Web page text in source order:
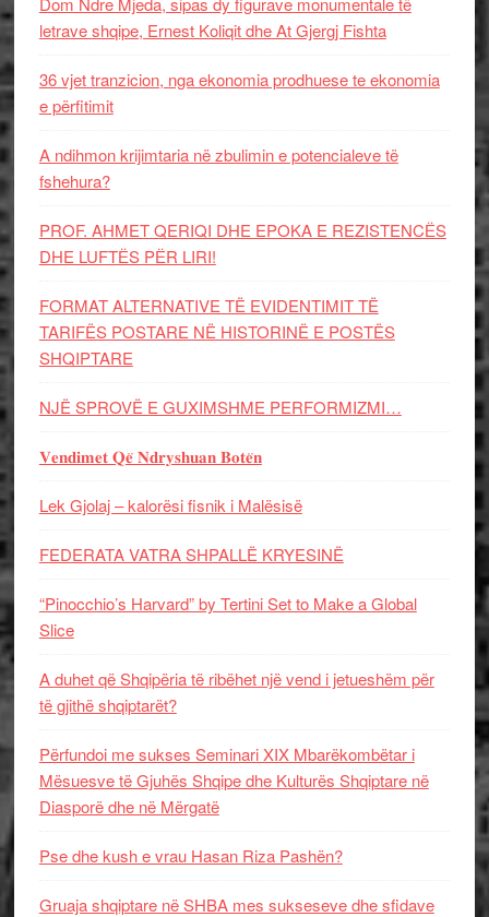
letrave shqipe, Ernest Koliqit dhe At Gjergj Fishta
36 vjet tranzicion, nga ekonomia prodhuese te ekonomia
e përfitimit
A ndihmon krijimtaria në zbulimin e potencialeve të
fshehura?
PROF. AHMET QERIQI DHE EPOKA E REZISTENCЁS
DHE LUFTЁS PЁR LIRI!
FORMAT ALTERNATIVE TË EVIDENTIMIT TË
TARIFËS POSTARE NË HISTORINË E POSTËS
SHQIPTARE
NJË SPROVË E GUXIMSHME PERFORMIZMI…
𝐕𝐞𝐧𝐝𝐢𝐦𝐞𝐭 𝐐𝐞̈ 𝐍𝐝𝐫𝐲𝐬𝐡𝐮𝐚𝐧 𝐁𝐨𝐭𝐞̈𝐧
Lek Gjolaj – kalorësi fisnik i Malësisë
FEDERATA VATRA SHPALLË KRYESINË
“Pinocchio’s Harvard” by Tertini Set to Make a Global
Slice
A duhet që Shqipëria të ribëhet një vend i jetueshëm për
të gjithë shqiptarët?
Përfundoi me sukses Seminari XIX Mbarëkombëtar i
Mësuesve të Gjuhës Shqipe dhe Kulturës Shqiptare në
Diasporë dhe në Mërgatë
Pse dhe kush e vrau Hasan Riza Pashën?
Gruaja shqiptare në SHBA mes sukseseve dhe sfidave